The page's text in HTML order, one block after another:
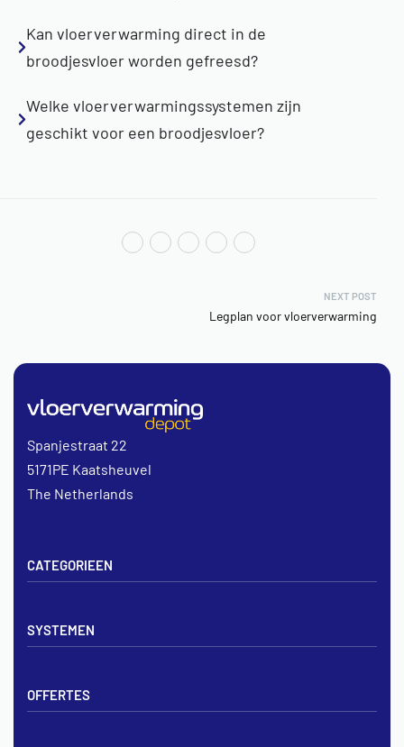
Kan vloerverwarming direct in de
broodjesvloer worden gefreesd?
Welke vloerverwarmingssystemen zijn
geschikt voor een broodjesvloer?
NEXT POST
Legplan voor vloerverwarming
CATEGORIEEN
Verdelers
Noppenplaten
Draadmatten
SYSTEMEN
Noppenplaat systeem
OFFERTES
Spanjestraat 22
5171PE Kaatsheuvel
The Netherlands